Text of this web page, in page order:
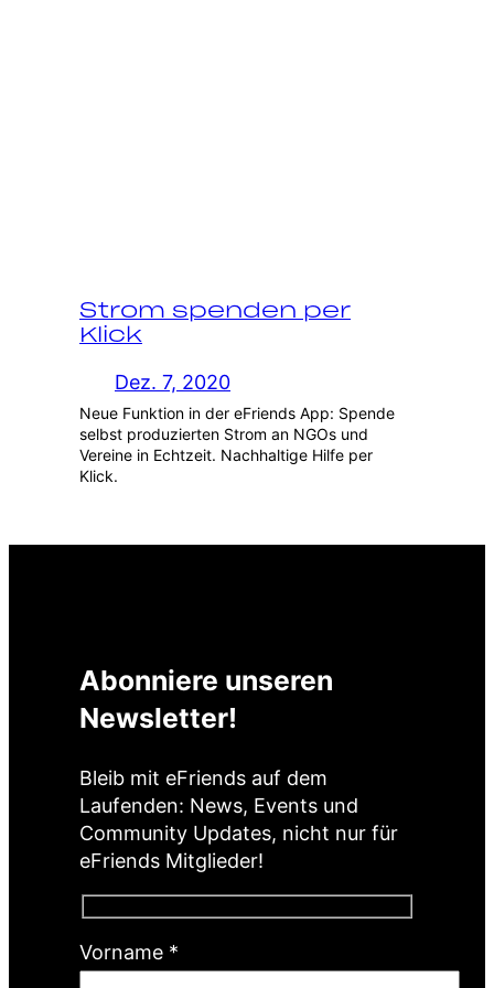
Strom spenden per
Klick
Dez. 7, 2020
Neue Funktion in der eFriends App: Spende
selbst produzierten Strom an NGOs und
Vereine in Echtzeit. Nachhaltige Hilfe per
Klick.
Abonniere unseren
Newsletter!
Bleib mit eFriends auf dem
Laufenden: News, Events und
Community Updates, nicht nur für
eFriends Mitglieder!
Vorname (
P
*